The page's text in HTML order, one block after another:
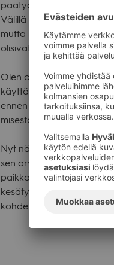
pää­työ­tämme eli
Välillä tie­ten­kin parin
mutta siitä huo­li­matta
oli­si­vat avar­tava,
Olen oppi­nut tämän
käyt­tä­mään englan­tia
ennen kaik­kea
mi­sesta ja siitä kun
Nyt näin kah­den vii­kon
sen arvoi­nen työ.
paikka missä olen ollut.
kesä­työn Val­keassa.
koh­del­leet meitä erit­täin